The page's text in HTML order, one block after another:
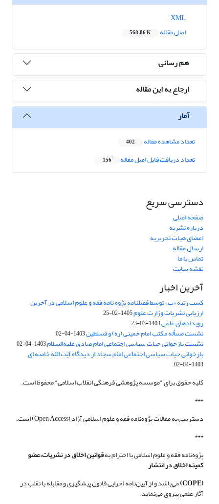
اصل مقاله
568.86 K
هم رسانی
ارجاع به این مقاله
آمار
تعداد مشاهده مقاله 402
تعداد دریافت فایل اصل مقاله 156
دسترسی سریع
صفحه اصلی
درباره نشریه
اعضای هیات تحریریه
ارسال مقاله
تماس با ما
نقشه سایت
آخرین اخبار
کسب رتبه «ب» توسط فصلنامه پژوه نامه فقه و علوم اسلامی در آخرین
ارزیابی نشریات وزارت علوم1405-02-25
رویدادهای علمی1403-03-23
نشست مسأله مکتب امام خمینی (ره) و فسلطین1403-04-02
نشست بازخوانی حیات سیاسی اجتماعی امام صادق علیه‌السلام1403-04-02
بازخوانی حیات سیاسی اجتماعی امام سجاد از دیدگاه آیت الله خامنه ای
1403-04-02
کلیه حقوق برای "موسسه پژوهشی فرهنگی انقلاب اسلامی" محفوظ است.
***
دسترسی به مقالات پژوه‌نامه فقه و علوم اسلامی آزاد (Open Access) است.
***
پژوه‌نامه فقه و علوم اسلامی با احترام بهقوانین اخلاق در نشریات،عضو
کمیته اخلاق در انتشار
(COPE)
می‌باشد و از آیین‌نامه اجرایی قانون پیشگیری و مقابله با تقلب در
آثار علمی پیروی می‌نماید.